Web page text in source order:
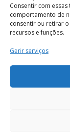
Consentir com
comportamento de
consentir ou retirar
recursos e funções.
Gerir serviços
Termos e
os direitos